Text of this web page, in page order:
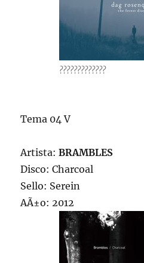
?????????????
Tema 04 V
Artista:BRAMBLES
Disco: Charcoal
Sello: Serein
AÃ±o: 2012